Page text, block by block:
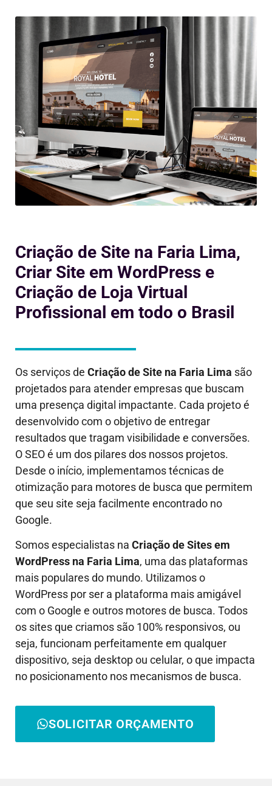
Criação de Site na Faria Lima,
Criar Site em WordPress e
Criação de Loja Virtual
Profissional em todo o Brasil
Os serviços de Criação de Site na Faria Lima são
projetados para atender empresas que buscam
uma presença digital impactante. Cada projeto é
desenvolvido com o objetivo de entregar
resultados que tragam visibilidade e conversões.
O SEO é um dos pilares dos nossos projetos.
Desde o início, implementamos técnicas de
otimização para motores de busca que permitem
que seu site seja facilmente encontrado no
Google.
Somos especialistas na Criação de Sites em
WordPress na Faria Lima, uma das plataformas
mais populares do mundo. Utilizamos o
WordPress por ser a plataforma mais amigável
com o Google e outros motores de busca. Todos
os sites que criamos são 100% responsivos, ou
seja, funcionam perfeitamente em qualquer
dispositivo, seja desktop ou celular, o que impacta
no posicionamento nos mecanismos de busca.
SOLICITAR ORÇAMENTO